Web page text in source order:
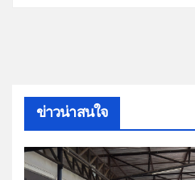
ข่าวน่าสนใจ